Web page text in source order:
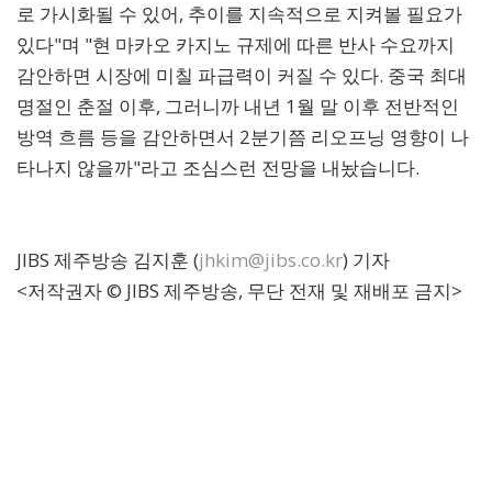
로 가시화될 수 있어, 추이를 지속적으로 지켜볼 필요가
있다"며 "현 마카오 카지노 규제에 따른 반사 수요까지
감안하면 시장에 미칠 파급력이 커질 수 있다. 중국 최대
명절인 춘절 이후, 그러니까 내년 1월 말 이후 전반적인
방역 흐름 등을 감안하면서 2분기쯤 리오프닝 영향이 나
타나지 않을까"라고 조심스런 전망을 내놨습니다.
JIBS 제주방송 김지훈 (jhkim@jibs.co.kr) 기자
<저작권자 © JIBS 제주방송, 무단 전재 및 재배포 금지>